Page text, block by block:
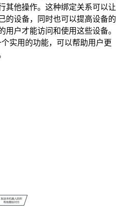
其他操作。这种绑定关系可以让
的设备，同时也可以提高设备的
用户才能访问和使用这些设备。
个实用的功能，可以帮助用户更